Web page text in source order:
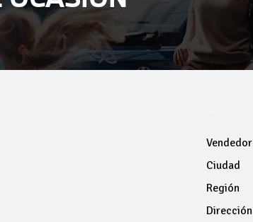
Vendedor
Ciudad
Región
Dirección